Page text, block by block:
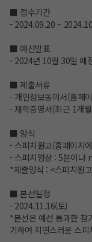
■ 접수기간
- 2024.09.20 ~
■ 예선발표
- 2024년 10월 30일 예
■ 제출서류
- 개인정보동의서(홈페
- 재학증명서(최근 1개
■ 양식
- 스피치원고(홈페이지
- 스피치영상 : 5분이냐
*제출양식 : <스피치원
■ 본선일정
- 2024.11.16(토)
*본선은 예선 통과한 참
기하여 지연스러운 스